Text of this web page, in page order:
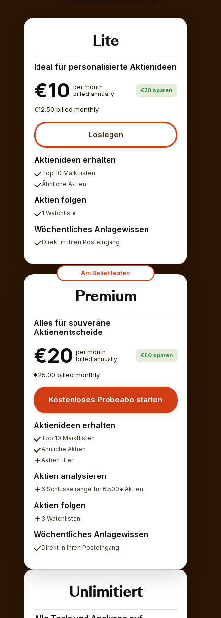
Lite
Ideal für personalisierte Aktienideen
€10 per month
billed annually
€30 sparen
€12.50 billed monthly
Loslegen
Aktienideen erhalten
Top 10 Marktlisten
Ähnliche Aktien
Aktien folgen
1 Watchliste
Wöchentliches Anlagewissen
Direkt in Ihren Posteingang
Am Beliebtesten
Premium
Alles für souveräne
Aktienentscheide
€20 per month
billed annually
€60 sparen
€25.00 billed monthly
Kostenloses Probeabo starten
Aktienideen erhalten
Top 10 Marktlisten
Ähnliche Aktien
Aktienfilter
Aktien analysieren
6 Schlüsselränge für 6.500+ Aktien
Aktien folgen
3 Watchlisten
Wöchentliches Anlagewissen
Direkt in Ihren Posteingang
Unlimitiert